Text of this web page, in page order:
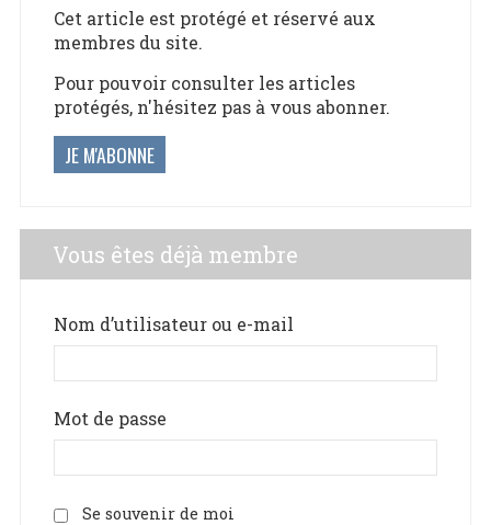
Cet article est protégé et réservé aux
membres du site.
Pour pouvoir consulter les articles
protégés, n'hésitez pas à vous abonner.
JE M'ABONNE
Vous êtes déjà membre
Nom d’utilisateur ou e-mail
Mot de passe
Se souvenir de moi